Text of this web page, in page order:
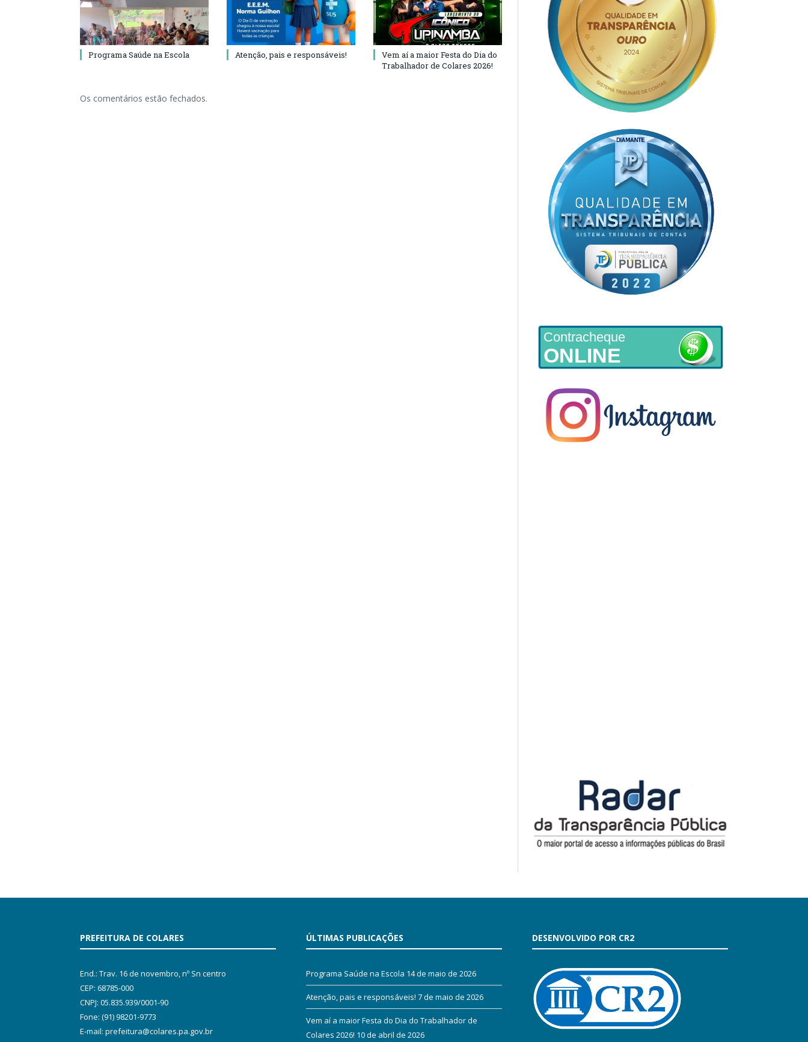
Programa Saúde na Escola Atenção, pais e responsáveis!
Vem aí a maior Festa do Dia do
Trabalhador de Colares 2026!
Os comentários estão fechados.
Contracheque
ONLINE
PREFEITURA DE COLARES
End.: Trav. 16 de novembro, nº Sn centro
CEP: 68785-000
CNPJ: 05.835.939/0001-90
Fone: (91) 98201-9773
E-mail: prefeitura@colares.pa.gov.br
ÚLTIMAS PUBLICAÇÕES
Programa Saúde na Escola 14 de maio de 2026
Atenção, pais e responsáveis! 7 de maio de 2026
Vem aí a maior Festa do Dia do Trabalhador de
Colares 2026! 10 de abril de 2026
DESENVOLVIDO POR CR2